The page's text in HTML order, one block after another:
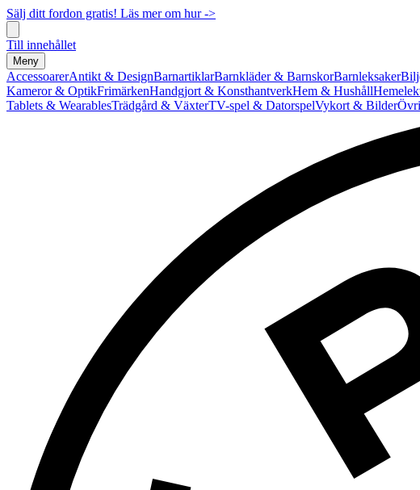
Sälj ditt fordon gratis! Läs mer om hur ->
Till innehållet
Meny
AccessoarerAntikt & DesignBarnartiklarBarnkläder & BarnskorBarnleksaker
Kameror & OptikFrimärkenHandgjort & KonsthantverkHem & Hushåll
Tablets & WearablesTrädgård & VäxterTV-spel & DatorspelVykort & Bilder